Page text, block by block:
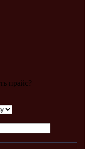
прайс?